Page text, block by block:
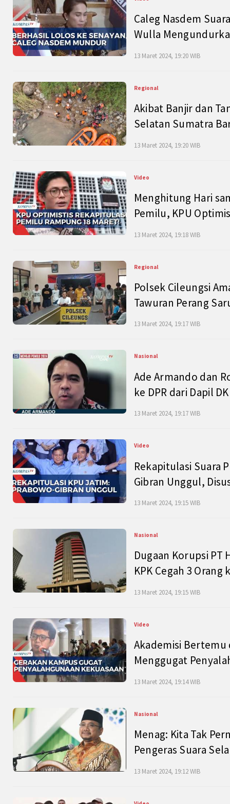
Caleg Nasdem
Wulla
13 Maret 2024, 19:20 WIB
Regional
Akibat Banjir dan
Selatan Sumatra
13 Maret 2024, 19:20 WIB
Video
Menghitung Hari
Pemilu, KPU
13 Maret 2024, 19:18 WIB
Regional
Polsek Cileungsi
Tawuran Perang
13 Maret 2024, 19:17 WIB
Nasional
Ade Armando dan
ke DPR dari Dapil
13 Maret 2024, 19:17 WIB
Video
Rekapitulasi Suara
Gibran Unggul,
13 Maret 2024, 19:15 WIB
Nasional
Dugaan Korupsi PT
KPK Cegah 3 Orang
13 Maret 2024, 19:15 WIB
Video
Akademisi Bertemu
Menggugat
13 Maret 2024, 19:14 WIB
Nasional
Menag: Kita Tak
Pengeras Suara
13 Maret 2024, 19:12 WIB